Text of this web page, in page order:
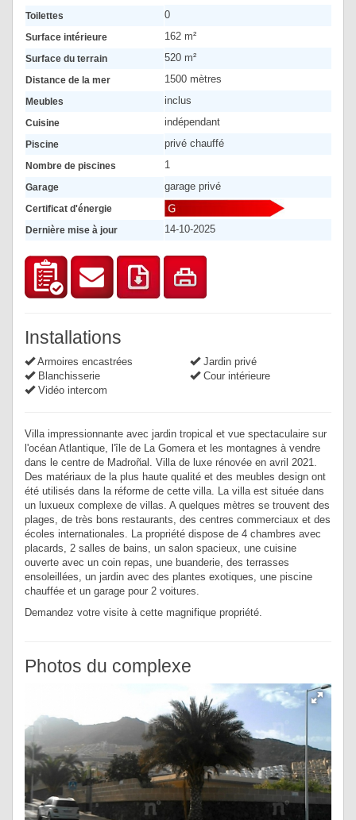
Toilettes 0
Surface intérieure 162 m²
Surface du terrain 520 m²
Distance de la mer 1500 mètres
Meubles inclus
Cuisine indépendant
Piscine privé chauffé
Nombre de piscines 1
Garage garage privé
Certificat d'énergie
Dernière mise à jour 14-10-2025
Installations
Armoires encastrées
Jardin privé
Blanchisserie
Cour intérieure
Vidéo intercom
Villa impressionnante avec jardin tropical et vue spectaculaire sur
l'océan Atlantique, l'île de La Gomera et les montagnes à vendre
dans le centre de Madroñal. Villa de luxe rénovée en avril 2021.
Des matériaux de la plus haute qualité et des meubles design ont
été utilisés dans la réforme de cette villa. La villa est située dans
un luxueux complexe de villas. A quelques mètres se trouvent des
plages, de très bons restaurants, des centres commerciaux et des
écoles internationales. La propriété dispose de 4 chambres avec
placards, 2 salles de bains, un salon spacieux, une cuisine
ouverte avec un coin repas, une buanderie, des terrasses
ensoleillées, un jardin avec des plantes exotiques, une piscine
chauffée et un garage pour 2 voitures.
Demandez votre visite à cette magnifique propriété.
Photos du complexe